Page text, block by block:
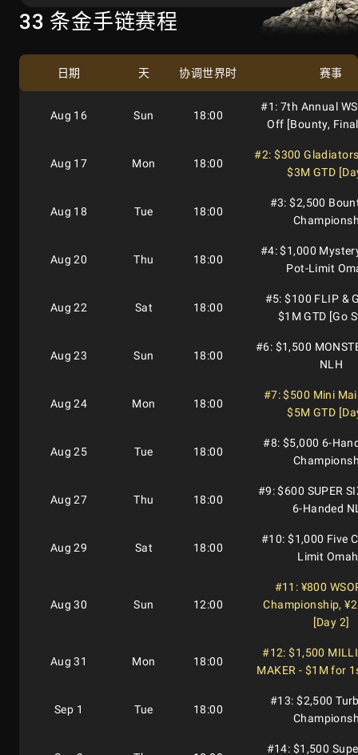
33 条金手链赛程
日期 天 协调世界时 赛事
Aug 16 Sun 18:00
#1: 7th Annual
Off [Bounty,
Aug 17 Mon 18:00
#2: $300
$3M GTD
Aug 18 Tue 18:00
#3: $2,500
Aug 20 Thu 18:00
#4: $1,000
Pot-Limit
Aug 22 Sat 18:00
#5: $100 FLIP &
$1M GTD [Go
Aug 23 Sun 18:00
#6: $1,500
NLH
Aug 24 Mon 18:00
#7: $500 Mini
$5M GTD
Aug 25 Tue 18:00
#8: $5,000 6-
Aug 27 Thu 18:00
#9: $600 SUPER
6-Handed
Aug 29 Sat 18:00
#10: $1,000 Five
Limit
Aug 30 Sun 12:00
#11: ¥800
Championship,
[Day 2]
Aug 31 Mon 18:00
#12: $1,500
MAKER - $1M for
Sep 1 Tue 18:00
#13: $2,500
#14: $1,500